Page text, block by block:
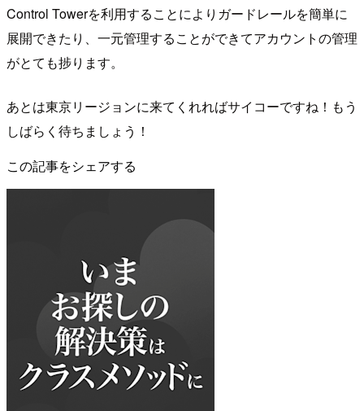
Control Towerを利用することによりガードレールを簡単に
展開できたり、一元管理することができてアカウントの管理
がとても捗ります。
あとは東京リージョンに来てくれればサイコーですね！もう
しばらく待ちましょう！
この記事をシェアする